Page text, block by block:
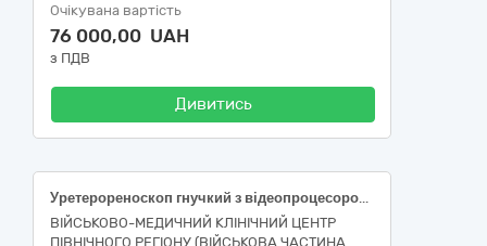
Очікувана вартість
76 000,00 UAH
з ПДВ
Дивитись
Уретерореноскоп гнучкий з відеопроцесором (код НК 024:2023 – 38703 -Відеоуретерореноскоп гнучкий), код ДК 021:2015 - 33168100-6; за кодом ДК 021:2015 - 33160000-9 - Устаткування для операційних блоків
ВІЙСЬКОВО-МЕДИЧНИЙ КЛІНІЧНИЙ ЦЕНТР
ПІВНІЧНОГО РЕГІОНУ (ВІЙСЬКОВА ЧАСТИНА